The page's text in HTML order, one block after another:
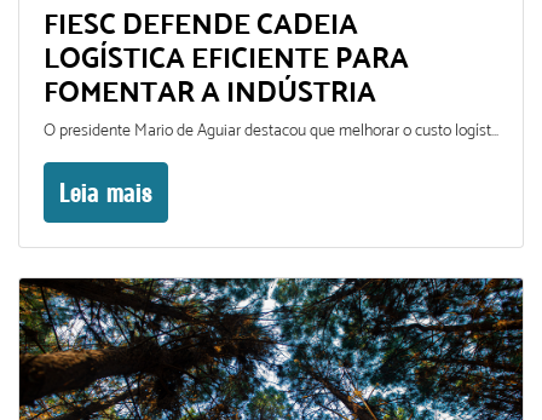
FIESC DEFENDE CADEIA
LOGÍSTICA EFICIENTE PARA
FOMENTAR A INDÚSTRIA
O presidente Mario de Aguiar destacou que melhorar o custo logístico significa mais competitividade para o setor
Leia mais